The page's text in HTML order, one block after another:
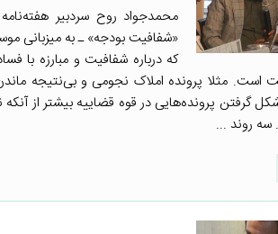
محمدجواد روح سردبیر
که درباره شفافیت و مبارزه با
است. مثلا پرونده املاک نجومی و بی‌نتیجه
گرفتن پرونده‌هایی در قوه قضاییه بیشتر از
روند ...